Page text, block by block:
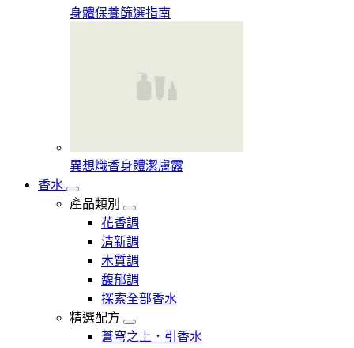
身體保養篩選指南
異想熾香身體潔膚露
香水
產品類別
花香調
清新調
木質調
馥郁調
探索全部香水
精選配方
蒼穹之上．引香水